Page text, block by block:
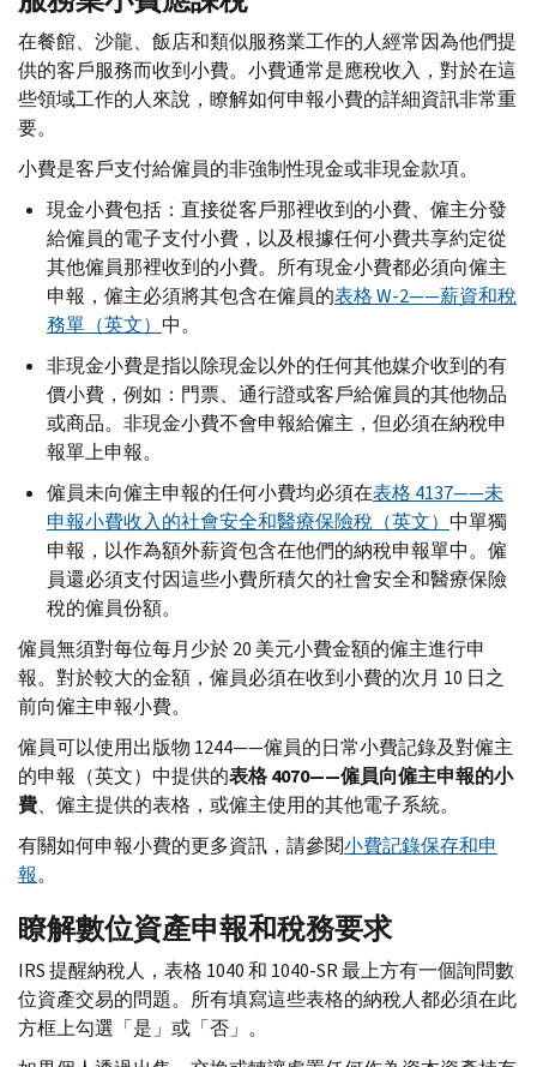
在餐館、沙龍、飯店和類似服務業工作的人經常因為他們提
供的客戶服務而收到小費。小費通常是應稅收入，對於在這
些領域工作的人來說，瞭解如何申報小費的詳細資訊非常重
要。
小費是客戶支付給僱員的非強制性現金或非現金款項。
現金小費包括：直接從客戶那裡收到的小費、僱主分發
給僱員的電子支付小費，以及根據任何小費共享約定從
其他僱員那裡收到的小費。所有現金小費都必須向僱主
申報，僱主必須將其包含在僱員的表格W-2——薪資和稅
務單（英文） 中。
非現金小費是指以除現金以外的任何其他媒介收到的有
價小費，例如：門票、通行證或客戶給僱員的其他物品
或商品。非現金小費不會申報給僱主，但必須在納稅申
報單上申報。
僱員未向僱主申報的任何小費均必須在表格 4137——未
申報小費收入的社會安全和醫療保險稅（英文） 中單獨
申報，以作為額外薪資包含在他們的納稅申報單中。僱
員還必須支付因這些小費所積欠的社會安全和醫療保險
稅的僱員份額。
僱員無須對每位每月少於 20 美元小費金額的僱主進行申
報。對於較大的金額，僱員必須在收到小費的次月 10 日之
前向僱主申報小費。
僱員可以使用出版物 1244——僱員的日常小費記錄及對僱主
的申報（英文）中提供的表格 4070——僱員向僱主申報的小
費、僱主提供的表格，或僱主使用的其他電子系統。
有關如何申報小費的更多資訊，請參閱小費記錄保存和申
報。
瞭解數位資產申報和稅務要求
IRS提醒納稅人，表格 1040 和 1040-SR最上方有一個詢問數
位資產交易的問題。所有填寫這些表格的納稅人都必須在此
方框上勾選「是」或「否」。